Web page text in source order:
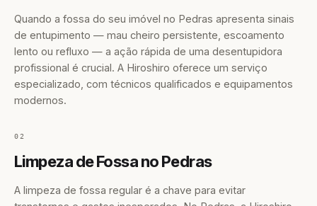
Quando a fossa do seu imóvel no Pedras apresenta sinais
de entupimento — mau cheiro persistente, escoamento
lento ou refluxo — a ação rápida de uma desentupidora
profissional é crucial. A Hiroshiro oferece um serviço
especializado, com técnicos qualificados e equipamentos
modernos.
02
Limpeza de Fossa no Pedras
A limpeza de fossa regular é a chave para evitar